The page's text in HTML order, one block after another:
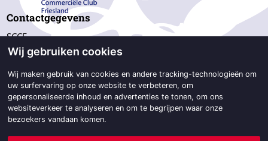
Contactgegevens
SCCF
p/a Beetsterweg 2d,
9244 GC Beetsterzwaag
06-533 343 47
secretariaat@sccf.nl
Wij gebruiken cookies
Wij maken gebruik van cookies en andere tracking-technologieën om
uw surfervaring op onze website te verbeteren, om
gepersonaliseerde inhoud en advertenties te tonen, om ons
websiteverkeer te analyseren en om te begrijpen waar onze
bezoekers vandaan komen.